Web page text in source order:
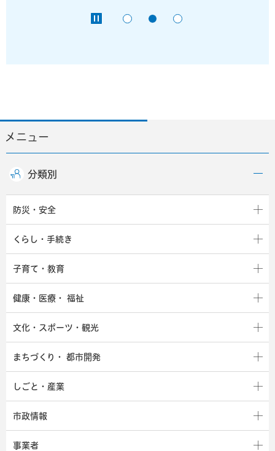
メニュー
分類別
防災・安全
くらし・手続き
子育て・教育
健康・医療・ 福祉
文化・スポーツ・観光
まちづくり・ 都市開発
しごと・産業
市政情報
事業者